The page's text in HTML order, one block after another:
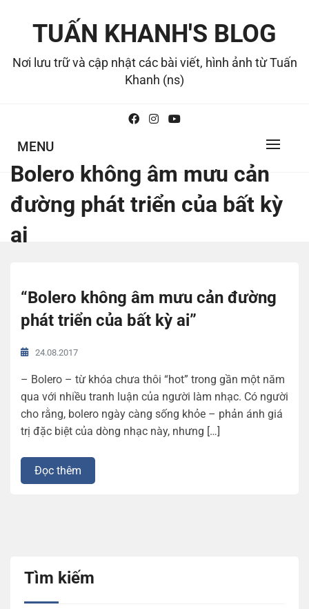
TUẤN KHANH'S BLOG
Nơi lưu trữ và cập nhật các bài viết, hình ảnh từ Tuấn
Khanh (ns)
MENU
Bolero không âm mưu cản
đường phát triển của bất kỳ
ai
“Bolero không âm mưu cản đường
phát triển của bất kỳ ai”
24.08.2017
– Bolero – từ khóa chưa thôi “hot” trong gần một năm
qua với nhiều tranh luận của người làm nhạc. Có người
cho rằng, bolero ngày càng sống khỏe – phản ánh giá
trị đặc biệt của dòng nhạc này, nhưng […]
Đọc thêm
Tìm kiếm